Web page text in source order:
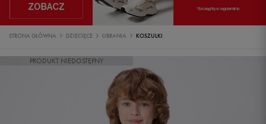
STRONA GŁÓWNA DZIECIĘCE UBRANIA KOSZULKI
PRODUKT NIEDOSTĘPNY